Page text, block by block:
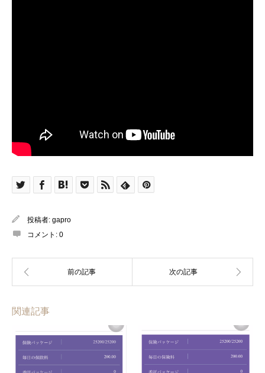
投稿者: gapro
コメント: 0
関連記事